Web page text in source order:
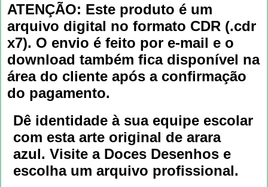
ATENÇÃO: Este produto é um
arquivo digital no formato CDR (.cdr
x7). O envio é feito por e-mail e o
download também fica disponível na
área do cliente após a confirmação
do pagamento.
Dê identidade à sua equipe escolar
com esta arte original de arara
azul. Visite a Doces Desenhos e
escolha um arquivo profissional.